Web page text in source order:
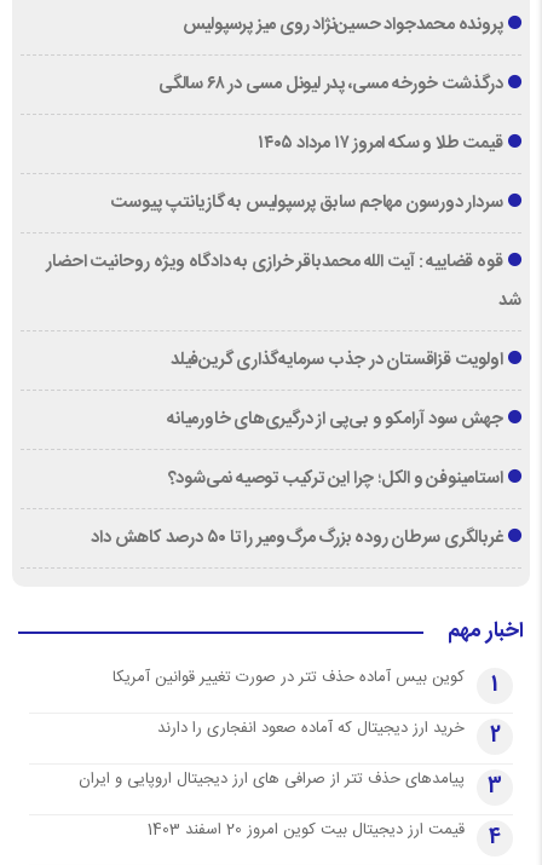
پرونده محمدجواد حسین‌نژاد روی میز پرسپولیس
درگذشت خورخه مسی، پدر لیونل مسی در ۶۸ سالگی
قیمت طلا و سکه امروز ۱۷ مرداد ۱۴۰۵
سردار دورسون مهاجم سابق پرسپولیس به گازیانتپ پیوست
قوه قضاییه : آیت الله محمدباقر خرازی به دادگاه ویژه روحانیت احضار
شد
اولویت قزاقستان در جذب سرمایه‌گذاری گرین‌فیلد
جهش سود آرامکو و بی‌پی از درگیری‌های خاورمیانه
استامینوفن و الکل؛ چرا این ترکیب توصیه نمی‌شود؟
غربالگری سرطان روده بزرگ مرگ‌ومیر را تا ۵۰ درصد کاهش داد
اخبار مهم
1 کوین بیس آماده حذف تتر در صورت تغییر قوانین آمریکا
2 خرید ارز دیجیتال که آماده صعود انفجاری را دارند
3 پیامدهای حذف تتر از صرافی های ارز دیجیتال اروپایی و ایران
4 قیمت ارز دیجیتال بیت کوین امروز 20 اسفند 1403